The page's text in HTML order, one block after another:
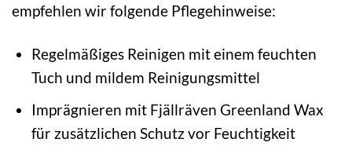
empfehlen wir folgende Pflegehinweise:
Regelmäßiges Reinigen mit einem feuchten
Tuch und mildem Reinigungsmittel
Imprägnieren mit Fjällräven Greenland Wax
für zusätzlichen Schutz vor Feuchtigkeit